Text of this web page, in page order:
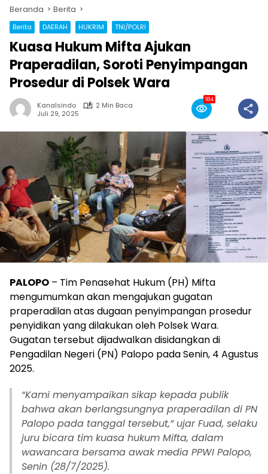
Beranda Berita
Berita DAERAH HUKRIM TNI/POLRI
Kuasa Hukum Mifta Ajukan
Praperadilan, Soroti Penyimpangan
Prosedur di Polsek Wara
Kanalsindo
2 Min Baca
Juli 29, 2025
184
PALOPO – Tim Penasehat Hukum (PH) Mifta
mengumumkan akan mengajukan gugatan
praperadilan atas dugaan penyimpangan prosedur
penyidikan yang dilakukan oleh Polsek Wara.
Gugatan tersebut dijadwalkan disidangkan di
Pengadilan Negeri (PN) Palopo pada Senin, 4 Agustus
2025.
“Kami menyampaikan sikap kepada publik
bahwa akan berlangsungnya praperadilan di PN
Palopo pada tanggal tersebut,” ujar Fuad, selaku
juru bicara tim kuasa hukum Mifta, dalam
wawancara bersama awak media PPWI Palopo,
Senin (28/7/2025).